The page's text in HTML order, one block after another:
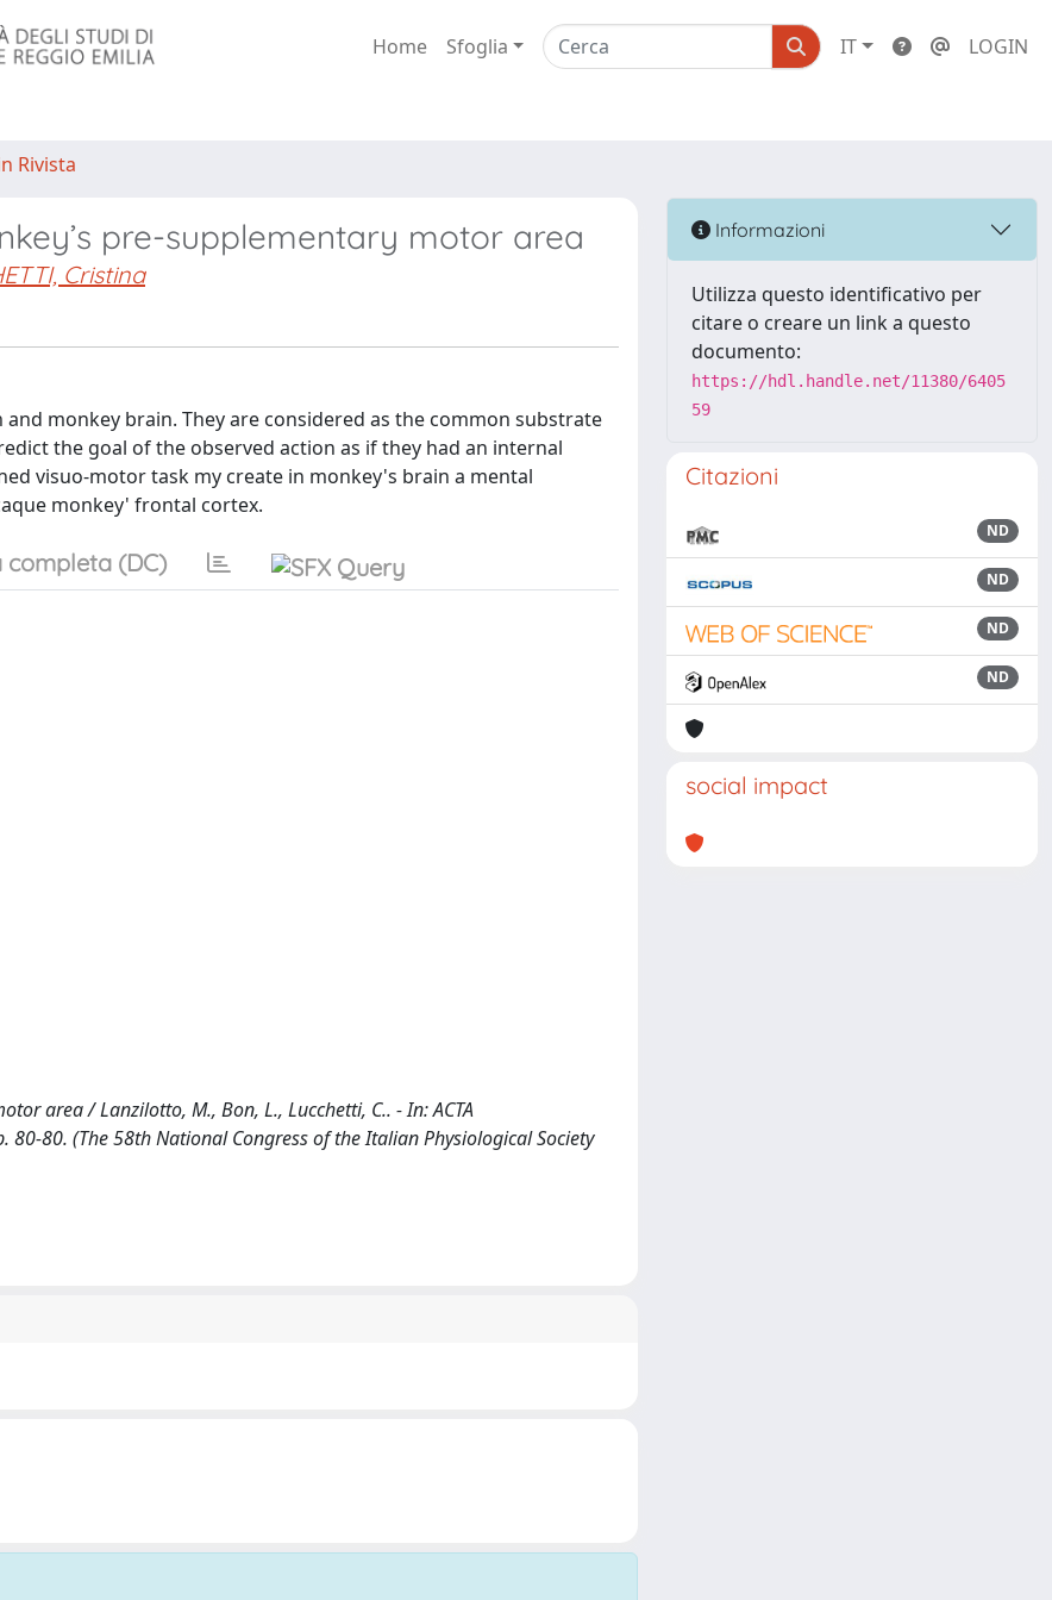
Home Sfoglia IT LOGIN
Rivista
pre-supplementary motor area
Cristina
monkey brain. They are considered as the common substrate
the goal of the observed action as if they had an internal
visuo-motor task my create in monkey's brain a mental
monkey' frontal cortex.
completa (DC)
area / Lanzilotto, M., Bon, L., Lucchetti, C.. - In: ACTA
80-80. (The 58th National Congress of the Italian Physiological Society
Informazioni
Utilizza questo identificativo per
citare o creare un link a questo
documento:
https://hdl.handle.net/11380/6405
59
Citazioni
ND
ND
ND
ND
social impact